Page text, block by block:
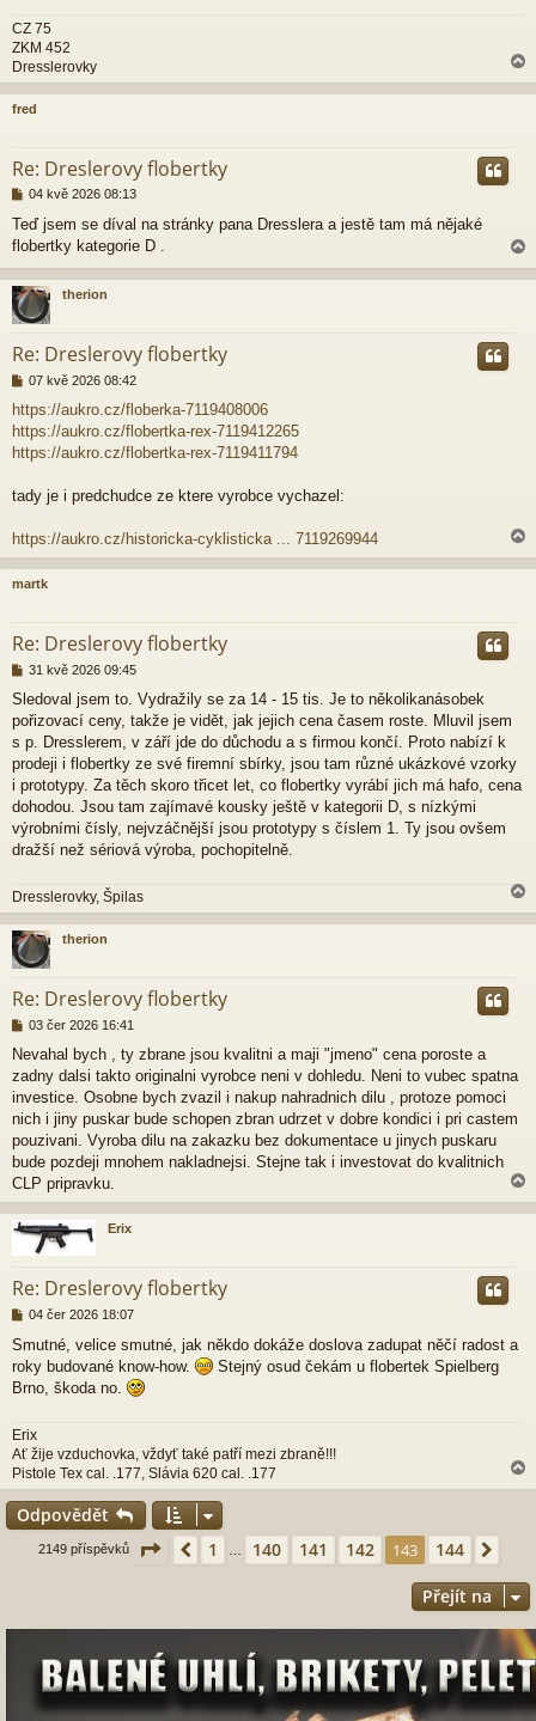
v
e
k
CZ 75
ZKM 452
Dresslerovky
a
h
fred
Re: Dreslerovy flobertky
P
í
s
p
ě
v
e
04 kvě 2026 08:13
Teď jsem se díval na stránky pana Dresslera a jestě tam má nějaké
flobertky kategorie D .
a
h
therion
Re: Dreslerovy flobertky
P
í
s
p
e
07 kvě 2026 08:42
https://aukro.cz/floberka-7119408006
https://aukro.cz/flobertka-rex-7119412265
https://aukro.cz/flobertka-rex-7119411794
tady je i predchudce ze ktere vyrobce vychazel:
https://aukro.cz/historicka-cyklisticka ... 7119269944
a
h
martk
Re: Dreslerovy flobertky
P
í
s
p
ě
e
k
31 kvě 2026 09:45
Sledoval jsem to. Vydražily se za 14 - 15 tis. Je to několikanásobek
pořizovací ceny, takže je vidět, jak jejich cena časem roste. Mluvil jsem
s p. Dresslerem, v září jde do důchodu a s firmou končí. Proto nabízí k
prodeji i flobertky ze své firemní sbírky, jsou tam různé ukázkové vzorky
i prototypy. Za těch skoro třicet let, co flobertky vyrábí jich má hafo, cena
dohodou. Jsou tam zajímavé kousky ještě v kategorii D, s nízkými
výrobními čísly, nejvzáčnější jsou prototypy s číslem 1. Ty jsou ovšem
dražší než sériová výroba, pochopitelně.
Dresslerovky, Špilas
a
h
therion
Re: Dreslerovy flobertky
P
í
s
p
ě
e
k
03 čer 2026 16:41
Nevahal bych , ty zbrane jsou kvalitni a maji "jmeno" cena poroste a
zadny dalsi takto originalni vyrobce neni v dohledu. Neni to vubec spatna
investice. Osobne bych zvazil i nakup nahradnich dilu , protoze pomoci
nich i jiny puskar bude schopen zbran udrzet v dobre kondici i pri castem
pouzivani. Vyroba dilu na zakazku bez dokumentace u jinych puskaru
bude pozdeji mnohem nakladnejsi. Stejne tak i investovat do kvalitnich
CLP pripravku.
a
h
Erix
Re: Dreslerovy flobertky
P
í
s
p
e
k
04 čer 2026 18:07
Smutné, velice smutné, jak někdo dokáže doslova zadupat něčí radost a
roky budované know-how.
Stejný osud čekám u flobertek Spielberg
Brno, škoda no.
Erix
Ať žije vzduchovka, vždyť také patří mezi zbraně!!!
Pistole Tex cal. .177, Slávia 620 cal. .177
a
Odpovědět
2149 příspěvků Stránka 143z144
Předchozí
1 140 141 142 143 144
Přejít na